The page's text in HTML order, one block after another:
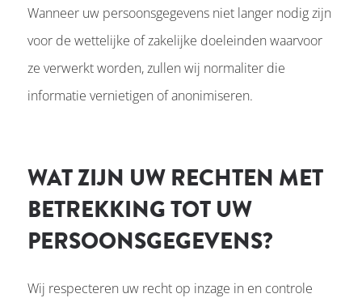
Wanneer uw persoonsgegevens niet langer nodig zijn
voor de wettelijke of zakelijke doeleinden waarvoor
ze verwerkt worden, zullen wij normaliter die
informatie vernietigen of anonimiseren.
WAT ZIJN UW RECHTEN MET
BETREKKING TOT UW
PERSOONSGEGEVENS?
Wij respecteren uw recht op inzage in en controle